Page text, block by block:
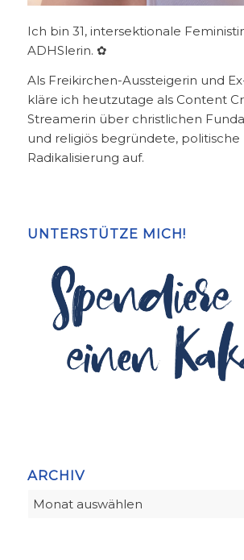
Ich bin 31, intersektionale
ADHSlerin. ✿
Als Freikirchen-Aussteigerin und
kläre ich heutzutage als Content
Streamerin über christlichen
und religiös begründete, politische
Radikalisierung auf.
UNTERSTÜTZE MICH!
ARCHIV